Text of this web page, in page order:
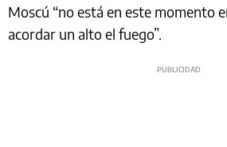
Moscú “no está en este momento
acordar un alto el fuego”.